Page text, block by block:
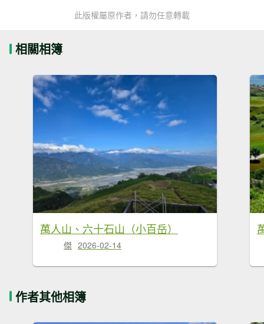
此版權屬原作者，請勿任意轉載
相關相簿
萬人山、六十石山（小百岳）
傑 2026-02-14
作者其他相簿